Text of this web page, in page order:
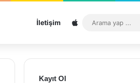
İletişim Sitemap
Kayıt Ol